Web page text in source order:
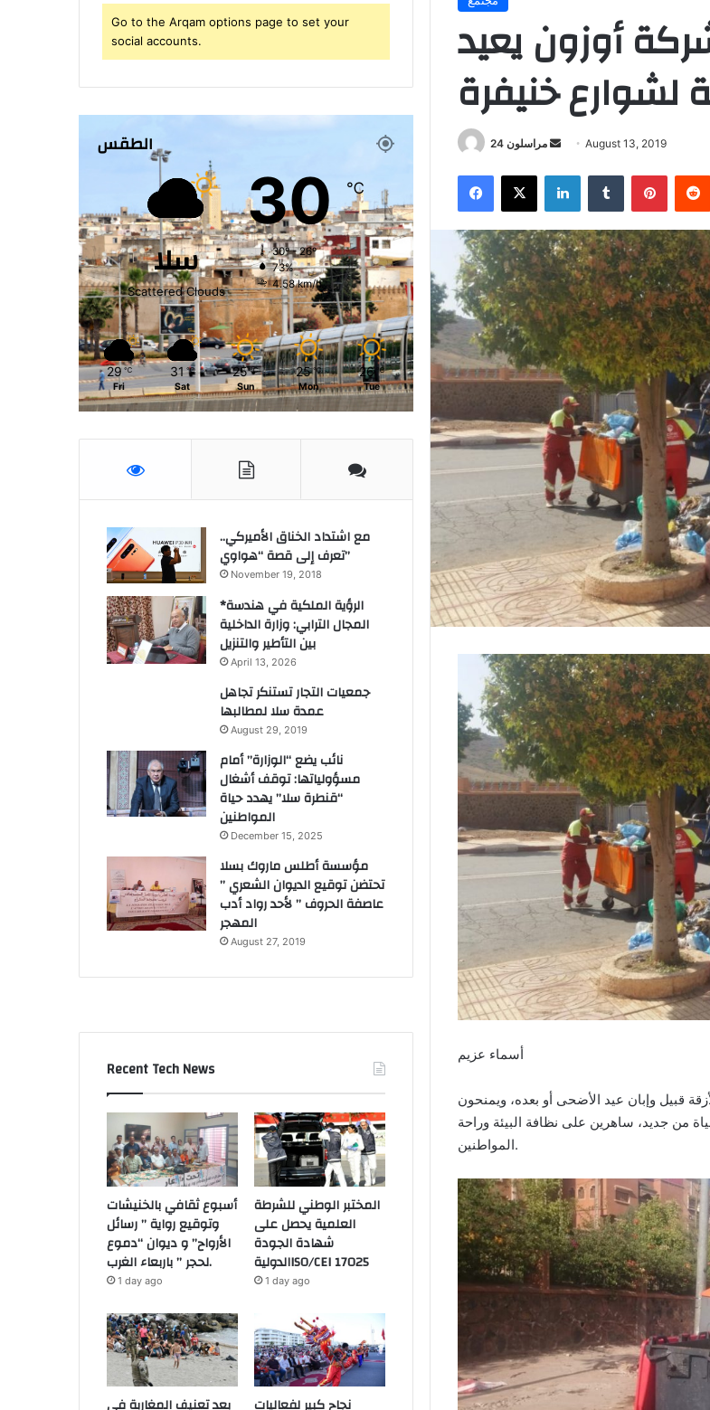
أوزون يعيد
لشوارع خنيفرة
مراسلون 24
Send
email
August 13, 2019
Facebook
X LinkedInTumblr Pinterest
أسماء عزيم
قبيل وإبان عيد الأضحى أو بعده، ويمنحون
من جديد، ساهرين على نظافة البيئة وراحة
المواطنين.
Go to the Arqam options page to set your
social accounts.
الطقس
سلا
Scattered Clouds
30℃
30º - 26º
73%
4.58 km/h
29 ℃
Fri
31 ℃
Sat
25 ℃
Sun
25 ℃
Mon
26 ℃
Tue
مع اشتداد الخناق الأميركي..
تعرف إلى قصة “هواوي”
November 19, 2018
*الرؤية الملكية في هندسة
المجال الترابي: وزارة الداخلية
بين التأطير والتنزيل
April 13, 2026
جمعيات التجار تستنكر تجاهل
عمدة سلا لمطالبها
August 29, 2019
نائب يضع “الوزارة” أمام
مسؤولياتها: توقف أشغال
“قنطرة سلا” يهدد حياة
المواطنين
December 15, 2025
مؤسسة أطلس ماروك بسلا
تحتضن توقيع الديوان الشعري ”
عاصفة الحروف ” لأحد رواد أدب
المهجر
August 27, 2019
Recent Tech News
أسبوع ثقافي بالخنيشات
وتوقيع رواية ” رسائل
الأرواح” و ديوان “دموع
لحجر ” باربعاء الغرب.
1 day ago
المختبر الوطني للشرطة
العلمية يحصل على
شهادة الجودة
الدوليةISO/CEI 17025
1 day ago